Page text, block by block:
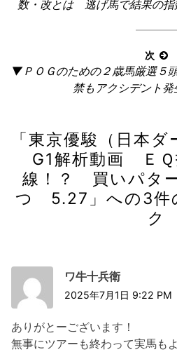
ナ
ー
ン
の
数・改とは 逃げ馬で結果の
次
次
▼ＰＯＧのための２歳馬厳選
禁もアクシデント
「東京優駿（日本
G1解析動画 ＥＱ
線！？ 買いパタ
つ 5.27 」への3
ク
ワ牛十兵衛
2025年7月1日 9:22 PM
ありがとーございます！
無事にツアーも終わって実馬も